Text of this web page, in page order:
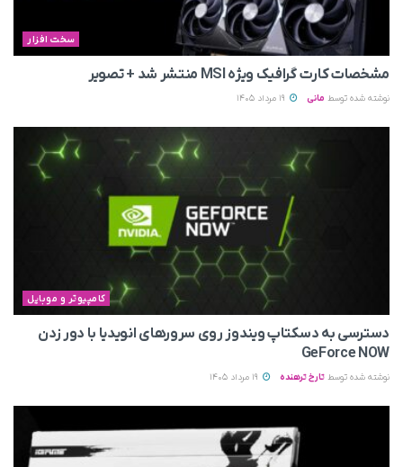
سخت افزار
مشخصات کارت گرافیک ویژه MSI منتشر شد + تصویر
نوشته شده توسط مانی
کامپیوتر و موبایل
دسترسی به دسکتاپ ویندوز روی سرورهای انویدیا با دور زدن
GeForce NOW
نوشته شده توسط تارخ ترهنده